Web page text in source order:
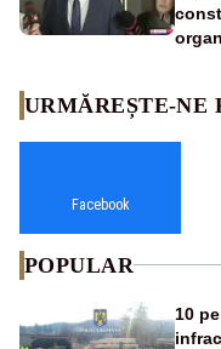
URMĂREȘTE-NE
Facebook
POPULAR
10